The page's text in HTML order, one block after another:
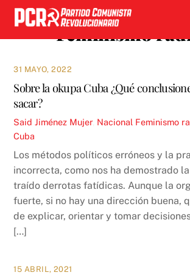
Skip
content
Feminismo
31 MAYO, 2022
Sobre la okupa Cuba ¿Qué
sacar?
Said Jiménez Mujer, Nacional Feminismo
Cuba
Los métodos políticos erróneos y la
incorrecta, como nos ha demostrado
traído derrotas fatídicas. Aunque la
fuerte, si no hay una dirección buena,
de explicar, orientar y tomar
[…]
15 ABRIL, 2021